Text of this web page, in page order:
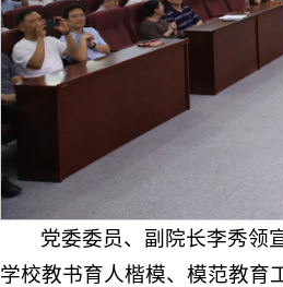
党委委员、副院长李秀领
学校教书育人楷模、模范教育